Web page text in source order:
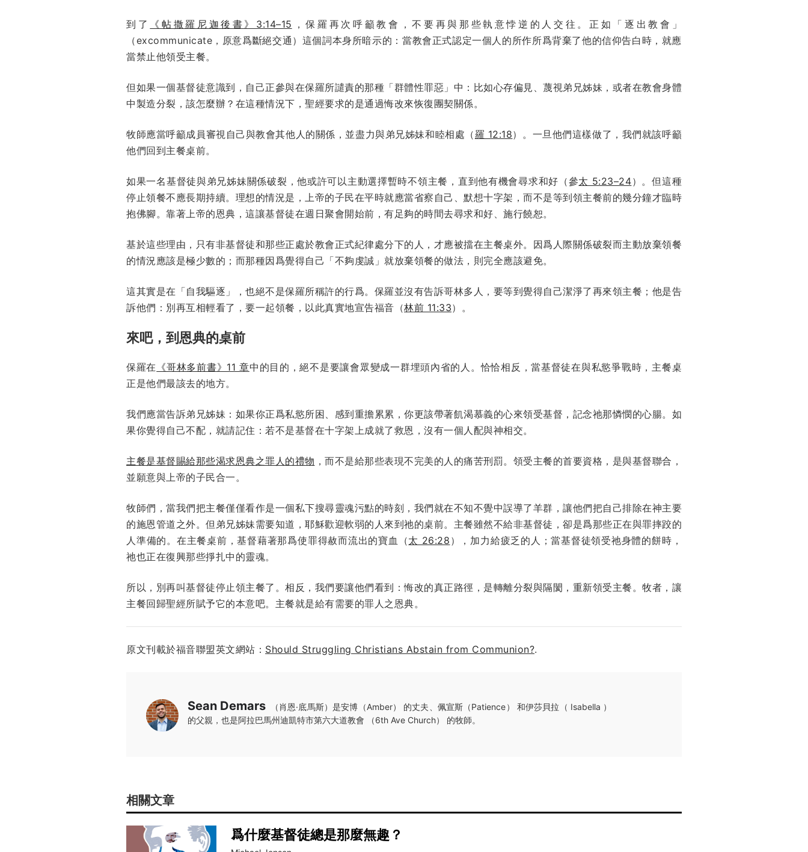
到了 《帖撒羅尼迦後書》3:14–15 ，保羅再次呼籲教會，不要再與那些執意悖逆的人交往。正如「逐出教會」
（excommunicate，原意爲斷絕交通）這個詞本身所暗示的：當教會正式認定一個人的所作所爲背棄了他的信仰告白時，就應
當禁止他領受主餐。
但如果一個基督徒意識到，自己正參與在保羅所譴責的那種「群體性罪惡」中：比如心存偏見、蔑視弟兄姊妹，或者在教會身體
中製造分裂，該怎麼辦？在這種情況下，聖經要求的是通過悔改來恢復團契關係。
牧師應當呼籲成員審視自己與教會其他人的關係，並盡力與弟兄姊妹和睦相處（羅 12:18）。一旦他們這樣做了，我們就該呼籲
他們回到主餐桌前。
如果一名基督徒與弟兄姊妹關係破裂，他或許可以主動選擇暫時不領主餐，直到他有機會尋求和好（參太 5:23–24）。但這種
停止領餐不應長期持續。理想的情況是，上帝的子民在平時就應當省察自己、默想十字架，而不是等到領主餐前的幾分鐘才臨時
抱佛腳。靠著上帝的恩典，這讓基督徒在週日聚會開始前，有足夠的時間去尋求和好、施行饒恕。
基於這些理由，只有非基督徒和那些正處於教會正式紀律處分下的人，才應被擋在主餐桌外。因爲人際關係破裂而主動放棄領餐
的情況應該是極少數的；而那種因爲覺得自己「不夠虔誠」就放棄領餐的做法，則完全應該避免。
這其實是在「自我驅逐」，也絕不是保羅所稱許的行爲。保羅並沒有告訴哥林多人，要等到覺得自己潔淨了再來領主餐；他是告
訴他們：別再互相輕看了，要一起領餐，以此真實地宣告福音（林前 11:33）。
來吧，到恩典的桌前
保羅在 《哥林多前書》11 章中的目的，絕不是要讓會眾變成一群埋頭內省的人。恰恰相反，當基督徒在與私慾爭戰時，主餐桌
正是他們最該去的地方。
我們應當告訴弟兄姊妹：如果你正爲私慾所困、感到重擔累累，你更該帶著飢渴慕義的心來領受基督，記念祂那憐憫的心腸。如
果你覺得自己不配，就請記住：若不是基督在十字架上成就了救恩，沒有一個人配與神相交。
主餐是基督賜給那些渴求恩典之罪人的禮物 ，而不是給那些表現不完美的人的痛苦刑罰。領受主餐的首要資格，是與基督聯合，
並願意與上帝的子民合一。
牧師們，當我們把主餐僅僅看作是一個私下搜尋靈魂污點的時刻，我們就在不知不覺中誤導了羊群，讓他們把自己排除在神主要
的施恩管道之外。但弟兄姊妹需要知道，耶穌歡迎軟弱的人來到祂的桌前。主餐雖然不給非基督徒，卻是爲那些正在與罪摔跤的
人準備的。在主餐桌前，基督藉著那爲使罪得赦而流出的寶血（太 26:28 ），加力給疲乏的人；當基督徒領受祂身體的餅時，
祂也正在復興那些掙扎中的靈魂。
所以，別再叫基督徒停止領主餐了。相反，我們要讓他們看到：悔改的真正路徑，是轉離分裂與隔閡，重新領受主餐。牧者，讓
主餐回歸聖經所賦予它的本意吧。主餐就是給有需要的罪人之恩典。
原文刊載於福音聯盟英文網站： Should Struggling Christians Abstain from Communion?.
Sean Demars
（肖恩·底馬斯）是安博（Amber） 的丈夫、佩宣斯（Patience） 和伊莎貝拉（ Isabella ）
的父親，也是阿拉巴馬州迪凱特市第六大道教會 （6th Ave Church） 的牧師。
相關文章
爲什麼基督徒總是那麼無趣？